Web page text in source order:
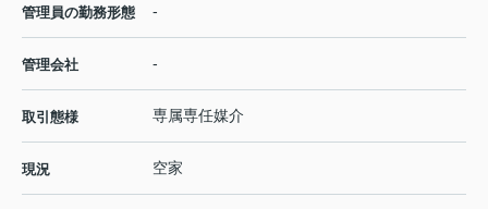
管理員の勤務形態 -
管理会社 -
取引態様 専属専任媒介
現況 空家